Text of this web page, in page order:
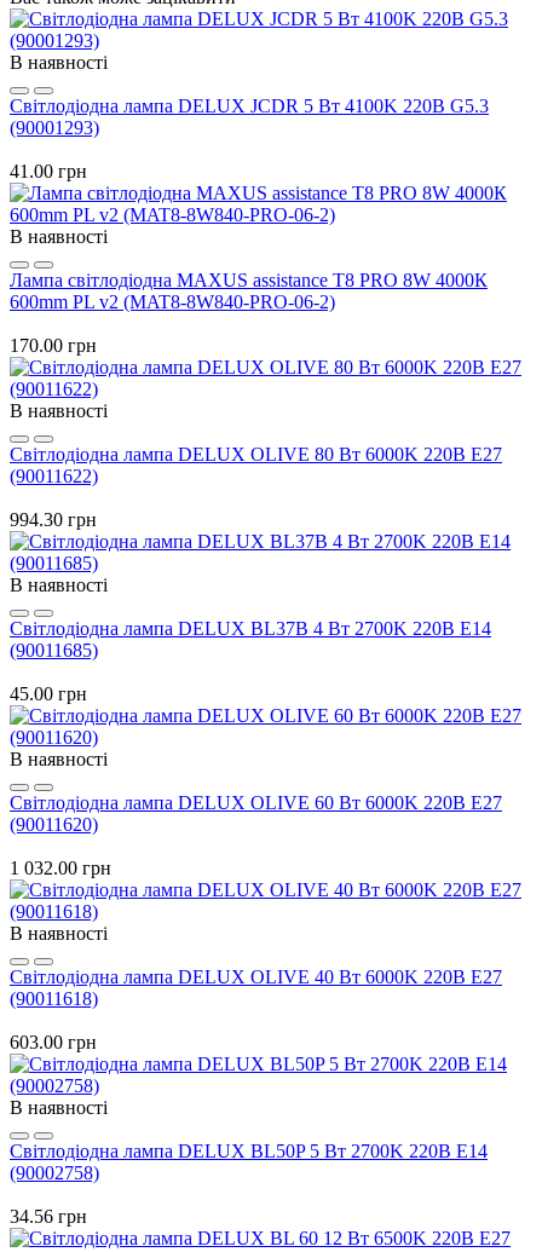
В наявності
Світлодіодна лампа DELUX JCDR 5 Вт 4100K 220В G5.3
(90001293)
41.00 грн
В наявності
Лампа світлодіодна MAXUS assistance T8 PRO 8W 4000К
600mm PL v2 (MAT8-8W840-PRO-06-2)
170.00 грн
В наявності
Світлодіодна лампа DELUX OLIVE 80 Вт 6000K 220В E27
(90011622)
994.30 грн
В наявності
Світлодіодна лампа DELUX BL37B 4 Вт 2700K 220В Е14
(90011685)
45.00 грн
В наявності
Світлодіодна лампа DELUX OLIVE 60 Вт 6000K 220В E27
(90011620)
1 032.00 грн
В наявності
Світлодіодна лампа DELUX OLIVE 40 Вт 6000K 220В E27
(90011618)
603.00 грн
В наявності
Світлодіодна лампа DELUX BL50P 5 Вт 2700K 220В Е14
(90002758)
34.56 грн